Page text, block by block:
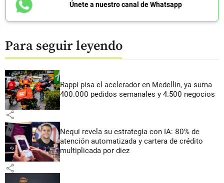
Únete a nuestro canal de Whatsapp
Para seguir leyendo
Rappi pisa el acelerador en Medellín, ya suma
400.000 pedidos semanales y 4.500 negocios
share
Nequi revela su estrategia con IA: 80% de
atención automatizada y cartera de crédito
multiplicada por diez
share